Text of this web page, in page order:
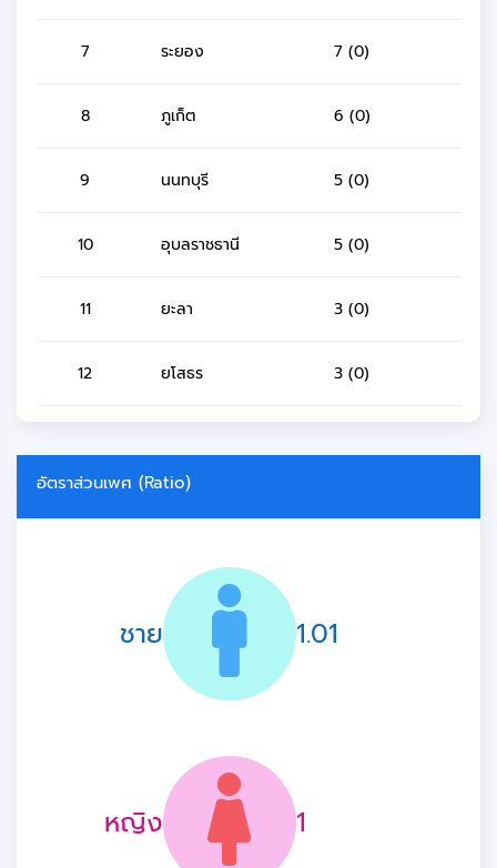
7 ระยอง 7 (0)
8 ภูเก็ต 6 (0)
9 นนทบุรี 5 (0)
10 อุบลราชธานี 5 (0)
11 ยะลา 3 (0)
12 ยโสธร 3 (0)
อัตราส่วนเพศ (Ratio)
ชาย 1.01
หญิง 1